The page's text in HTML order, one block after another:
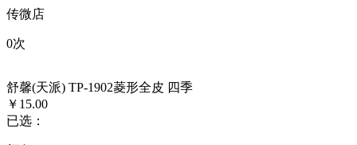
传微店
0次
舒馨(天派) TP-1902菱形全皮 四季
￥15.00
已选：